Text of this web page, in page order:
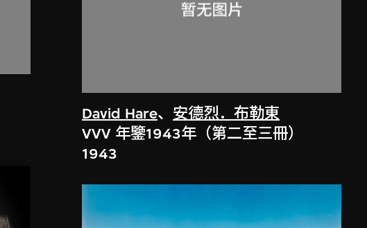
David Hare、 安德烈．布勒東
VVV 年鑒1943年（第二至三冊）
1943